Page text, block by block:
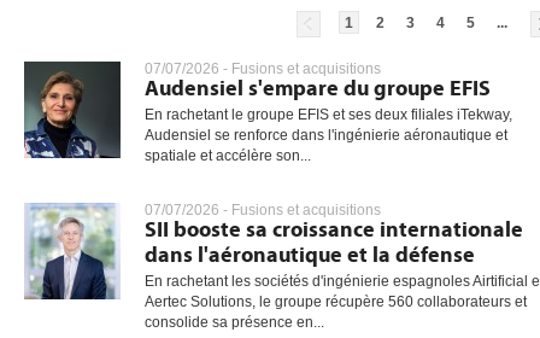
gratuite
1 2 3 4 5 ...
07/07/2026 - Fusions et acquisitions
Audensiel s'empare du groupe EFIS
En rachetant le groupe EFIS et ses deux filiales iTekway,
Audensiel se renforce dans l'ingénierie aéronautique et
spatiale et accélère son...
07/07/2026 - Fusions et acquisitions
SII booste sa croissance internationale
dans l'aéronautique et la défense
En rachetant les sociétés d'ingénierie espagnoles Airtificial
Aertec Solutions, le groupe récupère 560 collaborateurs et
consolide sa présence en...